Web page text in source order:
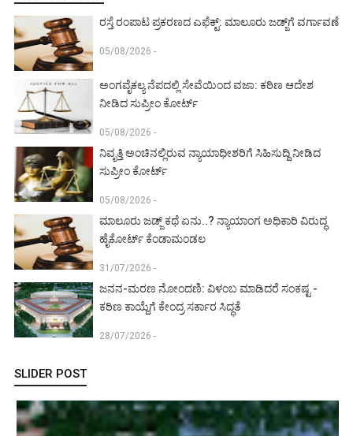
ರಸ್ತೆ ರಂಪಾಟ ಪ್ರಕರಣದ ಎಫೆಕ್ಟ್‌: ಮಾಲೂರು ಜಡ್ಜ್‌ಗೆ ವರ್ಗಾವಣೆ
05/08/2026 -
ಅಂಗವೈಕಲ್ಯ ನೆಪದಲ್ಲಿ ಸೇವೆಯಿಂದ ವಜಾ: ಕಠಿಣ ಆದೇಶ
ನೀಡಿದ ಸುಪ್ರೀಂ ಕೋರ್ಟ್‌
05/08/2026 -
ನಿವೃತ್ತಿ ಅಂಚಿನಲ್ಲಿರುವ ನ್ಯಾಯಾಧೀಶರಿಗೆ ಸಿಹಿಸುದ್ದಿ ನೀಡಿದ
ಸುಪ್ರೀಂ ಕೋರ್ಟ್‌
05/08/2026 -
ಮಾಲೂರು ಜಡ್ಜ್‌ ಕಥೆ ಏನು..? ನ್ಯಾಯಾಂಗ ಅಧಿಕಾರಿ ವಿರುದ್ಧ
ಹೈಕೋರ್ಟ್ ಕೆಂಡಾಮಂಡಲ
31/07/2026 -
ಜನನ-ಮರಣ ನೋಂದಣಿ: ವಿಳಂಬ ಮಾಡಿದರೆ ಸಂಕಷ್ಟ -
ಕಠಿಣ ಕಾಯ್ದೆಗೆ ಕೇಂದ್ರ ಸರ್ಕಾರ ಸಿದ್ಧತೆ
28/07/2026 -
SLIDER POST